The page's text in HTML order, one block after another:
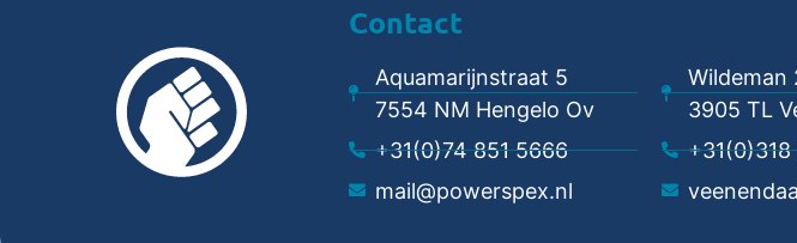
Contact
Aquamarijnstraat 5
7554 NM Hengelo Ov
+31(0)74 851 5666
mail@powerspex.nl
Wildeman
3905 TL